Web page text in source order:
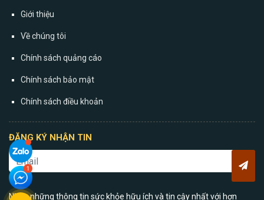
Giới thiệu
Về chúng tôi
Chính sách quảng cáo
Chính sách bảo mật
Chính sách điều khoản
ĐĂNG KÝ NHẬN TIN
Nhận những thông tin sức khỏe hữu ích và tin cậy nhất với hơn